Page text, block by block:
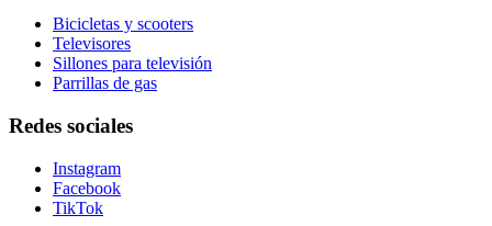
Bicicletas y scooters
Televisores
Sillones para televisión
Parrillas de gas
Redes sociales
Instagram
Facebook
TikTok